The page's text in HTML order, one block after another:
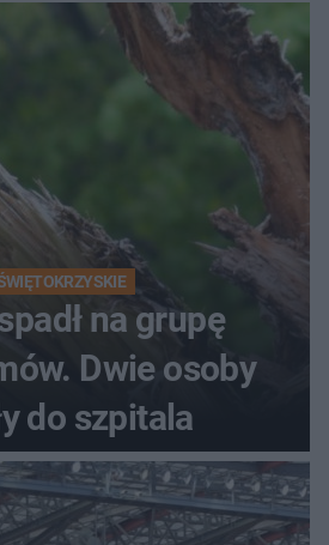
na grupę
Dwie osoby
do szpitala